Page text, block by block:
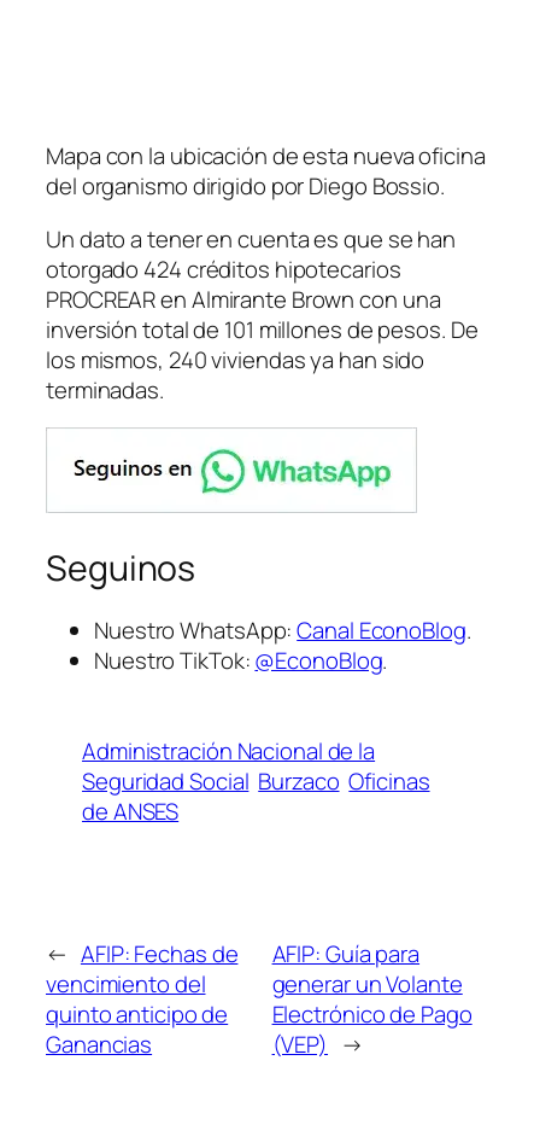
Mapa con la ubicación de esta nueva oficina
del organismo dirigido por Diego Bossio.
Un dato a tener en cuenta es que se han
otorgado 424 créditos hipotecarios
PROCREAR en Almirante Brown con una
inversión total de 101 millones de pesos. De
los mismos, 240 viviendas ya han sido
terminadas.
Seguinos
Nuestro WhatsApp:Canal EconoBlog.
Nuestro TikTok:@EconoBlog.
Administración Nacional de la
Seguridad Social Burzaco Oficinas
de ANSES
← AFIP: Fechas de
vencimiento del
quinto anticipo de
Ganancias
AFIP: Guía para
generar un Volante
Electrónico de Pago
(VEP) →